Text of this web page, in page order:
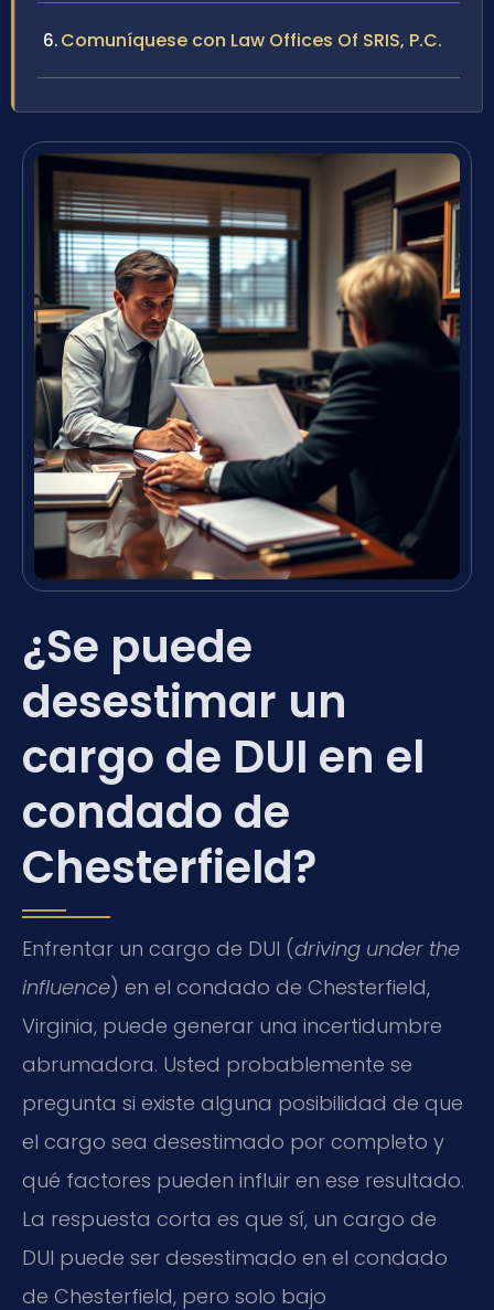
Comuníquese con Law Offices Of SRIS, P.C.
¿Se puede
desestimar un
cargo de DUI en el
condado de
Chesterfield?
Enfrentar un cargo de DUI (driving under the
influence) en el condado de Chesterfield,
Virginia, puede generar una incertidumbre
abrumadora. Usted probablemente se
pregunta si existe alguna posibilidad de que
el cargo sea desestimado por completo y
qué factores pueden influir en ese resultado.
La respuesta corta es que sí, un cargo de
DUI puede ser desestimado en el condado
de Chesterfield, pero solo bajo